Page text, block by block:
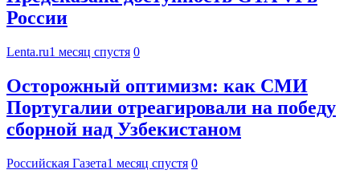
России
Lenta.ru1 месяц спустя 0
Осторожный оптимизм: как СМИ
Португалии отреагировали на победу
сборной над Узбекистаном
Российская Газета1 месяц спустя 0